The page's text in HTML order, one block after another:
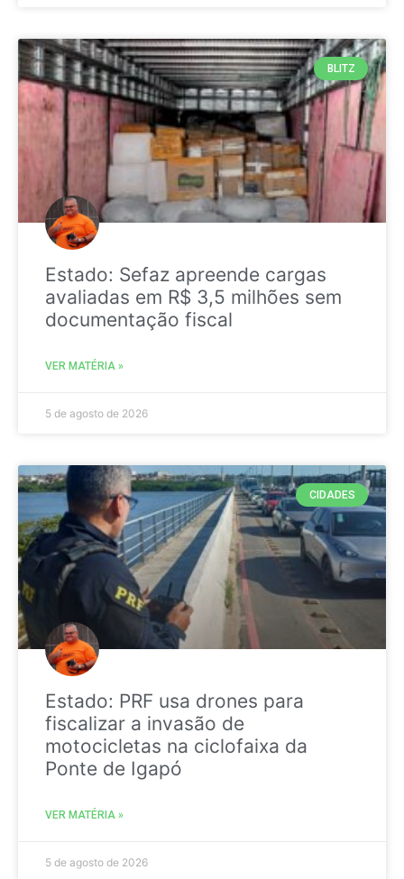
BLITZ
Estado: Sefaz apreende cargas
avaliadas em R$ 3,5 milhões sem
documentação fiscal
VER MATÉRIA »
5 de agosto de 2026
CIDADES
Estado: PRF usa drones para
fiscalizar a invasão de
motocicletas na ciclofaixa da
Ponte de Igapó
VER MATÉRIA »
5 de agosto de 2026